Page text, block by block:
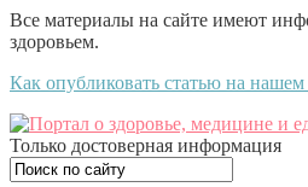
Все материалы на сайте имеют
здоровьем.
Как опубликовать статью на нашем
Только достоверная информация